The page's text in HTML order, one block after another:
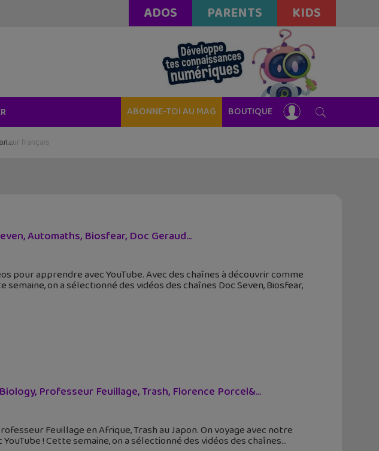
ADOS PARENTS KIDS
ABONNE-TOI AU MAG BOUTIQUE
Automaths, Biosfear, Doc Geraud…
pour apprendre avec YouTube. Avec des chaînes à découvrir comme
semaine, on a sélectionné des vidéos des chaînes Doc Seven, Biosfear,
Professeur Feuillage, Trash, Florence Porcel&...
Feuillage en Afrique, Trash au Japon. On voyage avec notre
! Cette semaine, on a sélectionné des vidéos des chaînes